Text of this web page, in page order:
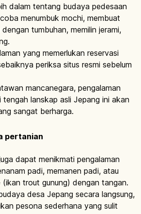
dalam tentang budaya pedesaan
menumbuk mochi, membuat
tumbuhan, memilin jerami,
yang memerlukan reservasi
periksa situs resmi sebelum
mancanegara, pengalaman
lanskap asli Jepang ini akan
sangat berharga.
pertanian
dapat menikmati pengalaman
padi, memanen padi, atau
(ikan trout gunung) dengan tangan.
desa Jepang secara langsung,
pesona sederhana yang sulit